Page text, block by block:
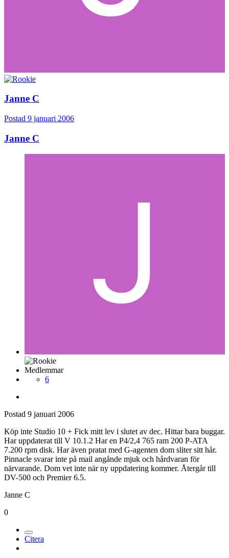
Janne C
Postad 9 januari 2006
Janne C
Medlemmar
6
Postad 9 januari 2006
Köp inte Studio 10 + Fick mitt lev i slutet av dec. Hittar bara buggar.
Har uppdaterat till V 10.1.2 Har en P4/2,4 765 ram 200 P-ATA
7.200 rpm disk. Har även pratat med G-agenten dom sliter sitt hår.
Pinnacle svarar inte på mail angånde mjuk och hårdvaran för
närvarande. Dom vet inte när ny uppdatering kommer. Återgår till
DV-500 och Premier 6.5.
Janne C
0
Citera